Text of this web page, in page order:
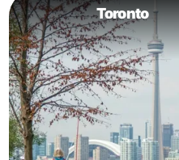
Toronto